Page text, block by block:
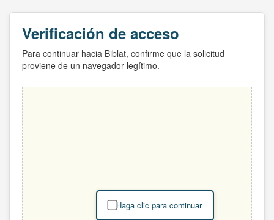
Verificación de acceso
Para continuar hacia Biblat, confirme que la solicitud
proviene de un navegador legítimo.
Haga clic para continuar